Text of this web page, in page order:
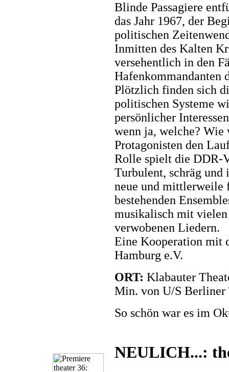
Blinde Passagiere
das Jahr 1967, der
politischen
Inmitten des Kalten
versehentlich in den
Hafenkommandanten
Plötzlich finden sich
politischen Systeme
persönlicher
wenn ja, welche? Wie
Protagonisten den
Rolle spielt die DDR-
Turbulent, schräg und
neue und mittlerweile
bestehenden
musikalisch mit
verwobenen Liedern.
Eine Kooperation mit
Hamburg e.V.
ORT: Klabauter
Min. von U/S Berliner
So schön war es im
NEULICH...: